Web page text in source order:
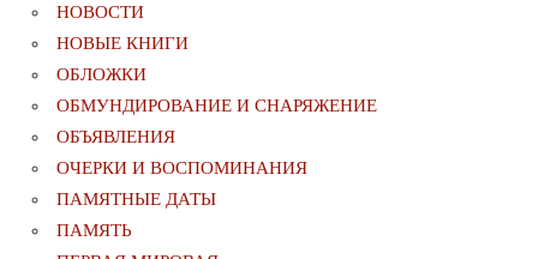
НОВОСТИ
НОВЫЕ КНИГИ
ОБЛОЖКИ
ОБМУНДИРОВАНИЕ И СНАРЯЖЕНИЕ
ОБЪЯВЛЕНИЯ
ОЧЕРКИ И ВОСПОМИНАНИЯ
ПАМЯТНЫЕ ДАТЫ
ПАМЯТЬ